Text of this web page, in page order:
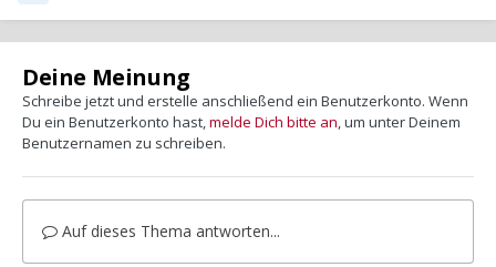
Deine Meinung
Schreibe jetzt und erstelle anschließend ein Benutzerkonto. Wenn
Du ein Benutzerkonto hast,melde Dich bitte an, um unter Deinem
Benutzernamen zu schreiben.
Auf dieses Thema antworten...